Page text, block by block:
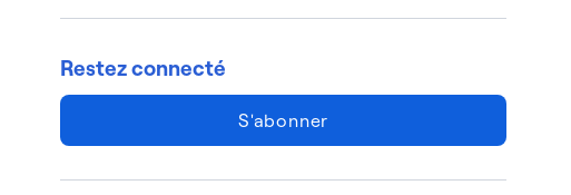
Restez connecté
S'abonner